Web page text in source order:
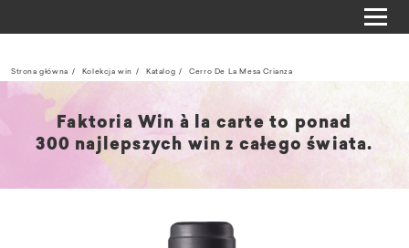
Strona główna Kolekcja win Katalog Cerro De La Mesa Crianza
Faktoria Win à la carte to ponad
300 najlepszych win z całego świata.